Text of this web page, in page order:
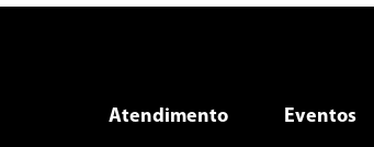
Atendimento Eventos